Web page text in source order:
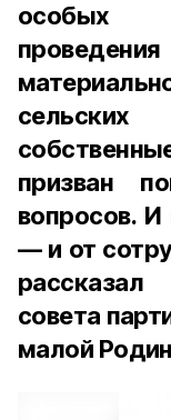
особых
призван
вопросов.
— и от
совета
малой